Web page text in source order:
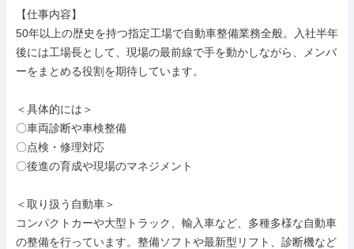
【仕事内容】
50年以上の歴史を持つ指定工場で自動車整備業務全般。入社半年
後には工場長として、現場の最前線で手を動かしながら、メンバ
ーをまとめる役割を期待しています。
＜具体的には＞
〇車両診断や車検整備
〇点検・修理対応
〇後進の育成や現場のマネジメント
＜取り扱う自動車＞
コンパクトカーや大型トラック、輸入車など、多種多様な自動車
の整備を行っています。整備ソフトや最新型リフト、診断機など